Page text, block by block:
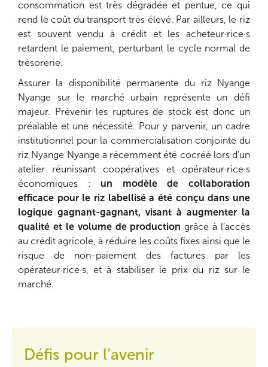
consommation est très dégradée et pentue, ce qui
rend le coût du transport très élevé. Par ailleurs, le riz
est souvent vendu à crédit et les acheteur·rice·s
retardent le paiement, perturbant le cycle normal de
trésorerie.
Assurer la disponibilité permanente du riz Nyange
Nyange sur le marché urbain représente un défi
majeur. Prévenir les ruptures de stock est donc un
préalable et une nécessité. Pour y parvenir, un cadre
institutionnel pour la commercialisation conjointe du
riz Nyange Nyange a récemment été cocréé lors d’un
atelier réunissant coopératives et opérateur·rice·s
économiques : un modèle de collaboration
efficace pour le riz labellisé a été conçu dans une
logique gagnant-gagnant, visant à augmenter la
qualité et le volume de production grâce à l’accès
au crédit agricole, à réduire les coûts fixes ainsi que le
risque de non-paiement des factures par les
opérateur·rice·s, et à stabiliser le prix du riz sur le
marché.
Défis pour l’avenir